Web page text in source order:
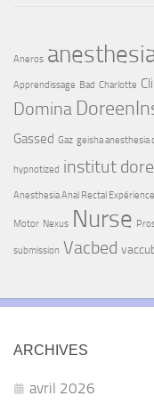
Aneros
Apprendissage Bad Charlotte
Domina
Gassed Gaz geisha anesthesia
hypnotized institut
Anesthesia Anal Rectal Expérience
Motor Nexus Nurse
submission Vacbed
ARCHIVES
avril 2026